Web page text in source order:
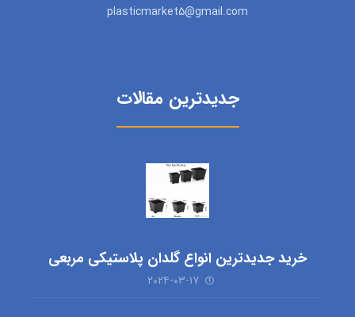
plasticmarket5@gmail.com
جدیدترین مقالات
خرید جدیدترین انواع گلدان پلاستیکی مربعی
۲۰۲۴-۰۳-۱۷